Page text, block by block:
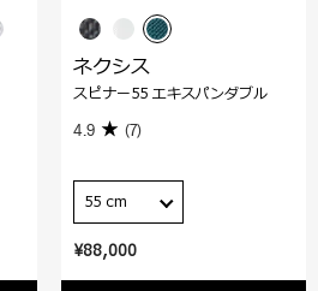
¥88,000
ネクシス
スピナー55 エキスパンダブル
4.9 (7)
55 cm